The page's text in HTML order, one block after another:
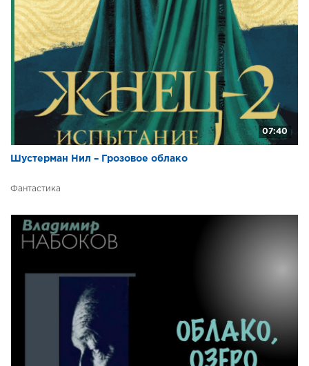
07:40
Шустерман Нил – Грозовое облако
Фантастика